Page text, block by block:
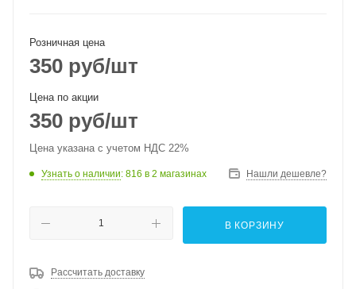
Розничная цена
350 руб/шт
Цена по акции
350 руб/шт
Цена указана с учетом НДС 22%
Узнать о наличии: 816 в 2 магазинах Нашли дешевле?
В КОРЗИНУ
Рассчитать доставку